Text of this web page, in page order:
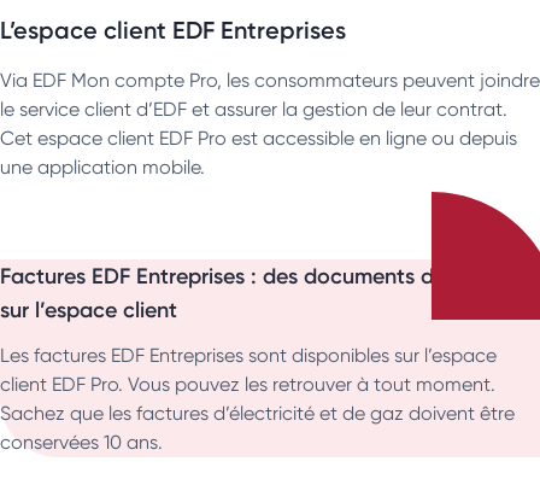
L’espace client EDF Entreprises
Via EDF Mon compte Pro, les consommateurs peuvent joindre
le service client d’EDF et assurer la gestion de leur contrat.
Cet espace client EDF Pro est accessible en ligne ou depuis
une application mobile.
Factures EDF Entreprises : des documents disponibles
sur l’espace client
Les factures EDF Entreprises sont disponibles sur l’espace
client EDF Pro. Vous pouvez les retrouver à tout moment.
Sachez que les factures d’électricité et de gaz doivent être
conservées 10 ans.